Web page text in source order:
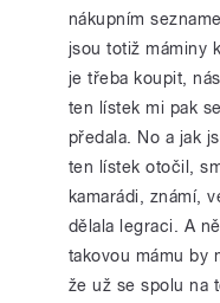
nákupním
jsou totiž máminy
je třeba koupit,
ten lístek mi pak
předala. No a jak
ten lístek otočil,
kamarádi, známí,
dělala legraci. A
takovou mámu by
že už se spolu na